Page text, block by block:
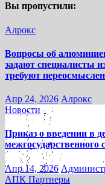
Вы пропустили:
Алрокс
Вопросы об
задают специалисты
требуют
Апр 24, 2026 Алрокс
Новости
Приказ о введении в
межгосударственного
Апр 14, 2026
АПК Партнеры